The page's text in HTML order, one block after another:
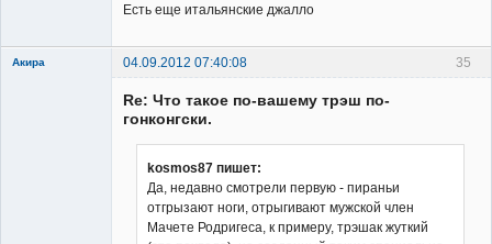
Есть еще итальянские джалло
35
Акира 04.09.2012 07:40:08
Re: Что такое по-вашему трэш по-
гонконгски.
kosmos87 пишет:
Да, недавно смотрели первую - пираньи
отгрызают ноги, отрыгивают мужской член
Мачете Родригеса, к примеру, трэшак жуткий